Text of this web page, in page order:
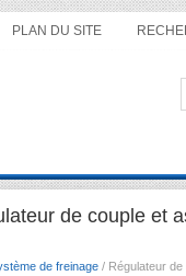
PLAN DU SITE
de couple et
de freinage / Régulateur